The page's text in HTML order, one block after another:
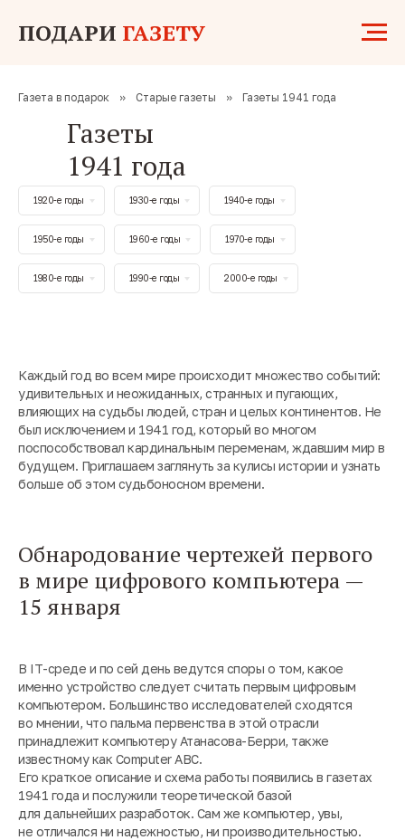
ПОДАРИ ГАЗЕТУ
Газета в подарок » Старые газеты » Газеты 1941 года
Газеты
1941 года
1920-е годы 1930-е годы 1940-е годы
1950-е годы 1960-е годы 1970-е годы
1980-е годы 1990-е годы 2000-е годы
Каждый год во всем мире происходит множество событий:
удивительных и неожиданных, странных и пугающих,
влияющих на судьбы людей, стран и целых континентов. Не
был исключением и 1941 год, который во многом
поспособствовал кардинальным переменам, ждавшим мир в
будущем. Приглашаем заглянуть за кулисы истории и узнать
больше об этом судьбоносном времени.
Обнародование чертежей первого
в мире цифрового компьютера —
15 января
В IT-среде и по сей день ведутся споры о том, какое
именно устройство следует считать первым цифровым
компьютером. Большинство исследователей сходятся
во мнении, что пальма первенства в этой отрасли
принадлежит компьютеру Атанасова-Берри, также
известному как Computer ABC.
Его краткое описание и схема работы появились в газетах
1941 года и послужили теоретической базой
для дальнейших разработок. Сам же компьютер, увы,
не отличался ни надежностью, ни производительностью.